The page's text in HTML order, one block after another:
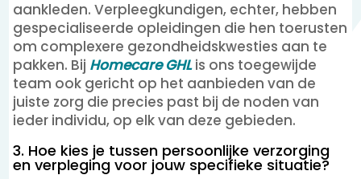
aankleden. Verpleegkundigen, echter, hebben
gespecialiseerde opleidingen die hen toerusten
om complexere gezondheidskwesties aan te
pakken. Bij Homecare GHLis ons toegewijde
team ook gericht op het aanbieden van de
juiste zorg die precies past bij de noden van
ieder individu, op elk van deze gebieden.
3. Hoe kies je tussen persoonlijke verzorging
en verpleging voor jouw specifieke situatie?